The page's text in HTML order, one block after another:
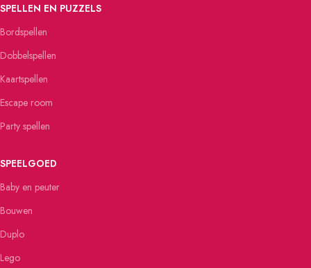
SPELLEN EN PUZZELS
Bordspellen
Dobbelspellen
Kaartspellen
Escape room
Party spellen
SPEELGOED
Baby en peuter
Bouwen
Duplo
Lego